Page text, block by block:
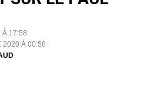
À 17:58
2020 À 00:58